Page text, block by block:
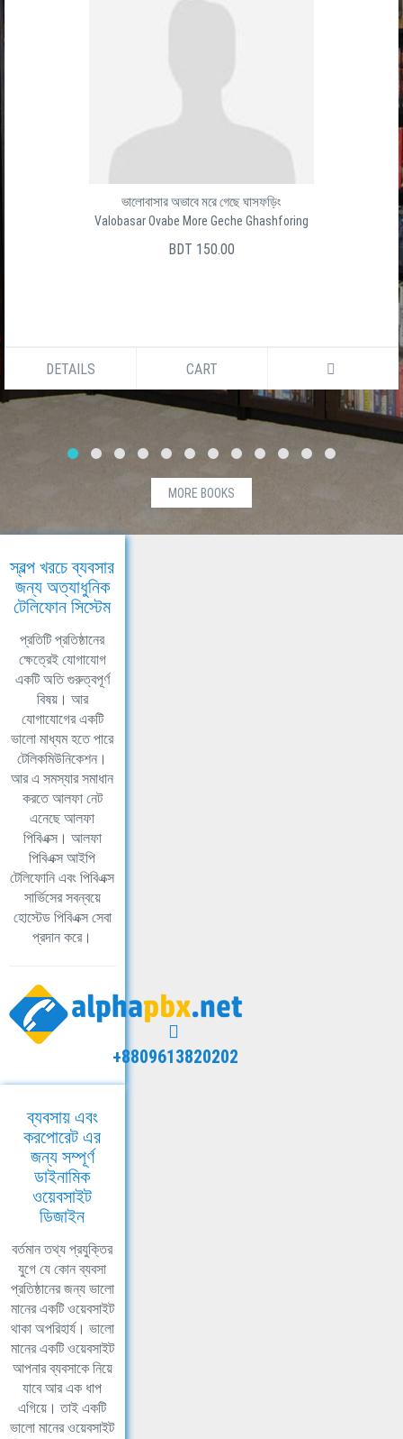
ভালোবাসার অভাবে মরে গেছে ঘাসফড়িং
Valobasar Ovabe More Geche Ghashforing
BDT 150.00
DETAILS CART
MORE BOOKS
স্বল্প খরচে ব্যবসার
জন্য অত্যাধুনিক
টেলিফোন সিস্টেম
প্রতিটি প্রতিষ্ঠানের
ক্ষেত্রেই যোগাযোগ
একটি অতি গুরুত্বপূর্ণ
বিষয়। আর
যোগাযোগের একটি
ভালো মাধ্যম হতে পারে
টেলিকমিউনিকেশন।
আর এ সমস্যার সমাধান
করতে আলফা নেট
এনেছে আলফা
পিবিএক্স। আলফা
পিবিএক্স আইপি
টেলিফোনি এবং পিবিএক্স
সার্ভিসের সবন্বয়ে
হোস্টেড পিবিএক্স সেবা
প্রদান করে।
+8809613820202
ব্যবসায় এবং
করপোরেট এর
জন্য সম্পূর্ণ
ডাইনামিক
ওয়েবসাইট
ডিজাইন
বর্তমান তথ্য প্রযুক্তির
যুগে যে কোন ব্যবসা
প্রতিষ্ঠানের জন্য ভালো
মানের একটি ওয়েবসাইট
থাকা অপরিহার্য। ভালো
মানের একটি ওয়েবসাইট
আপনার ব্যবসাকে নিয়ে
যাবে আর এক ধাপ
এগিয়ে। তাই একটি
ভালো মানের ওয়েবসাইট